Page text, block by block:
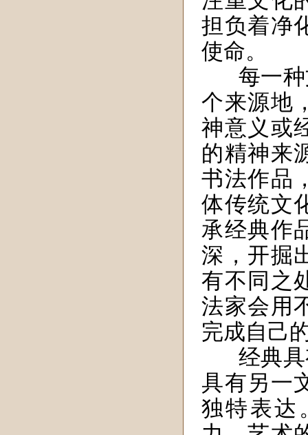
担负着净
使命。
每一
个来源地
神意义或
的精神来
书法作品
体传统文
承经典作
深，开掘
有不同之
法家会用
完成自己
经典
具有另一
独特表达